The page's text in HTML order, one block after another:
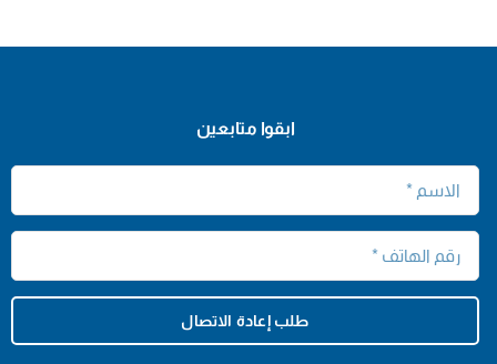
ابقوا متابعين
طلب إعادة الاتصال